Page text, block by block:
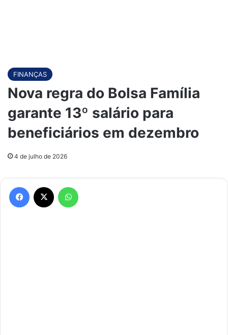
FINANÇAS
Nova regra do Bolsa Família
garante 13º salário para
beneficiários em dezembro
4 de julho de 2026
Facebook